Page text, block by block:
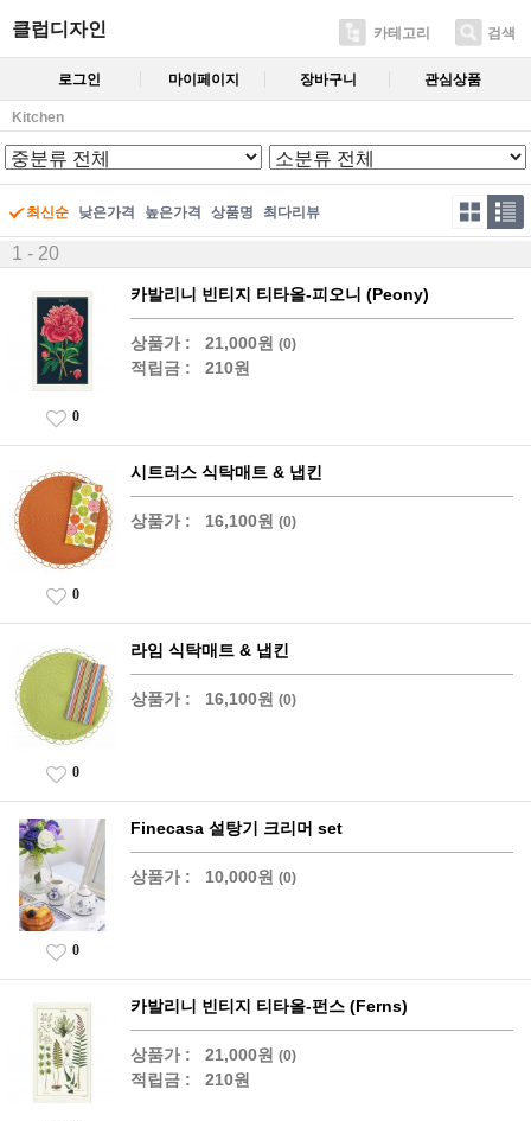
클럽디자인 카테고리 검색
로그인 마이페이지 장바구니 관심상품
Kitchen
최신순 낮은가격 높은가격 상품명 최다리뷰
1 - 20
카발리니 빈티지 티타올-피오니 (Peony)
상품가 : 21,000원 (0)
적립금 : 210원
0
시트러스 식탁매트 & 냅킨
상품가 : 16,100원 (0)
0
라임 식탁매트 & 냅킨
상품가 : 16,100원 (0)
0
Finecasa 설탕기 크리머 set
상품가 : 10,000원 (0)
0
카발리니 빈티지 티타올-펀스 (Ferns)
상품가 : 21,000원 (0)
적립금 : 210원